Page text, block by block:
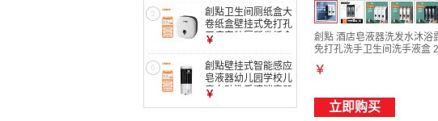
香槟金
5
創點卫生间厕纸盒大
卷纸盒壁挂式免打孔
无痕安装厕所卷纸盒
熊猫色
￥
6
創點壁挂式智能感应
皂液器幼儿园学校儿
童自动洗手液消毒器
￥
創點 酒店皂液器洗发水沐浴
免打孔洗手卫生间洗手液盒
￥
立即购买